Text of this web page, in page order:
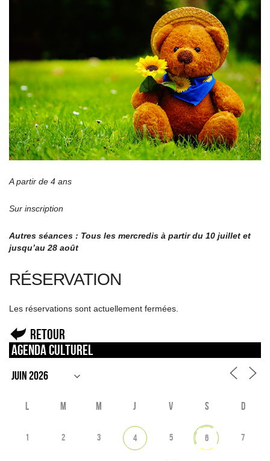
A partir de 4 ans
Sur inscription
Autres séances : Tous les mercredis à partir du 10 juillet et
jusqu’au 28 août
RÉSERVATION
Les réservations sont actuellement fermées.
Retour
Agenda culturel
L M M J V S D
1 2 3 4 5 6 7